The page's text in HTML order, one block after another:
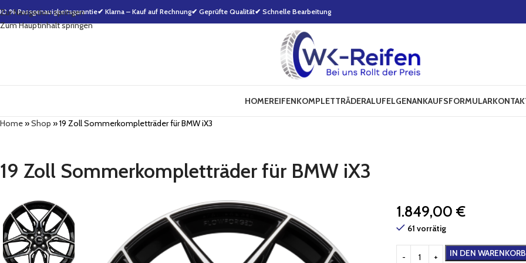
Zur Navigation springen
Zum Hauptinhalt springen
% Passgenauigkeitsgarantie✔ Klarna – Kauf auf Rechnung✔ Geprüfte Qualität✔ Schnelle Bearbeitung
HOMEREIFENKOMPLETTRÄDERALUFELGENANKAUFSFORMULAR
Home»Shop »19 Zoll Sommerkompletträder für BMW iX3
19 Zoll Sommerkompletträder für BMW iX3
1.849,00 €
61 vorrätig
IN DEN WARENKORB